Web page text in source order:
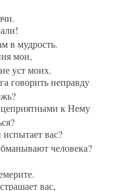
в мудрость.
мои,
уст моих.
говорить неправду
к Нему
вас?
человека?
вас,